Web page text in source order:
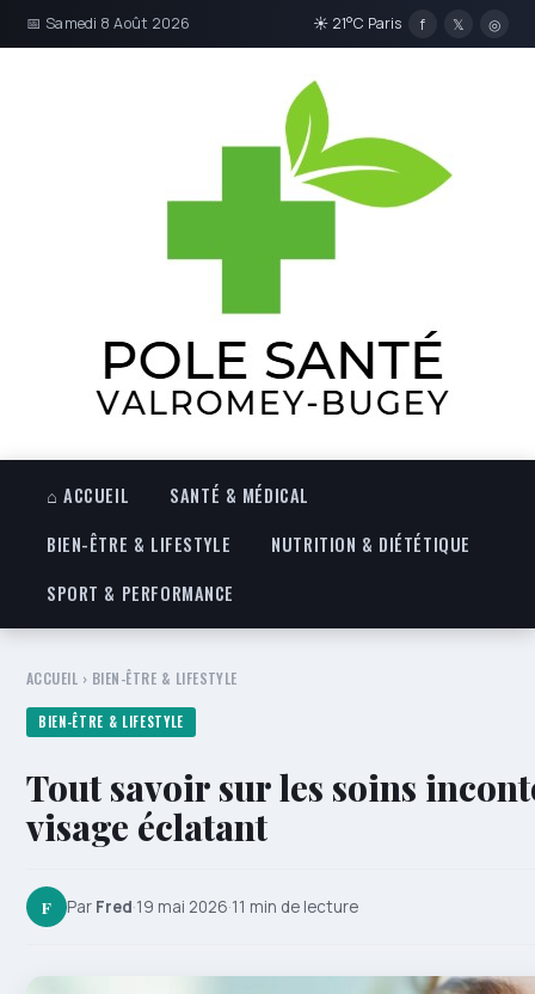
📅 Samedi 8 Août 2026 ☀ 21°C Paris f 𝕏 ◎
⌂ ACCUEIL
SANTÉ & MÉDICAL
BIEN-ÊTRE & LIFESTYLE
NUTRITION & DIÉTÉTIQUE
SPORT & PERFORMANCE
ACCUEIL › BIEN-ÊTRE & LIFESTYLE
BIEN-ÊTRE & LIFESTYLE
Tout savoir sur les soins
visage éclatant
F Par Fred·19 mai 2026·11 min de lecture